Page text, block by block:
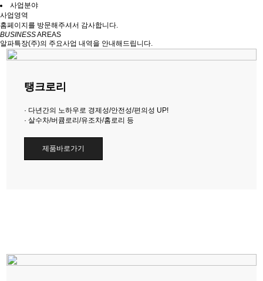
사업분야
사업영역
홈페이지를 방문해주셔서 감사합니다.
BUSINESSAREAS
알파특장(주)의 주요사업 내역을 안내해드립니다.
탱크로리
· 다년간의 노하우로 경제성/안전성/편의성 UP!
· 살수차/버큠로리/유조차/홈로리 등
제품바로가기